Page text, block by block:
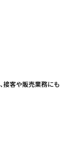
接客や販売業務にも